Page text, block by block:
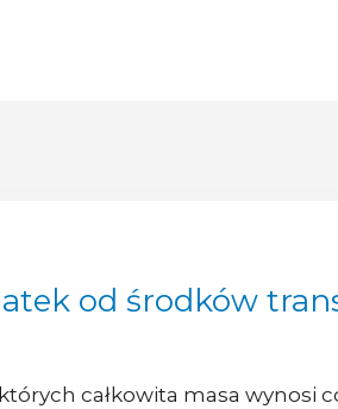
od środków
całkowita masa